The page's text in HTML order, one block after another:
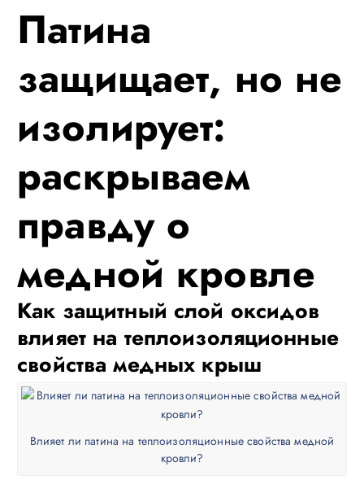
Патина
защищает, но не
изолирует:
раскрываем
правду о
медной кровле
Как защитный слой оксидов
влияет на теплоизоляционные
свойства медных крыш
Влияет ли патина на теплоизоляционные свойства медной
кровли?